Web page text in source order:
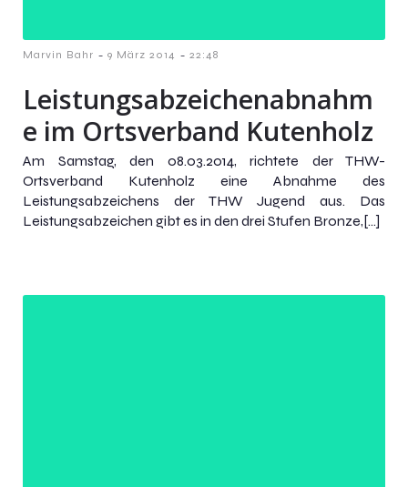
Marvin Bahr - 9 März 2014 - 22:48
Leistungsabzeichenabnahm
e im Ortsverband Kutenholz
Am Samstag, den 08.03.2014, richtete der THW-
Ortsverband Kutenholz eine Abnahme des
Leistungsabzeichens der THW Jugend aus. Das
Leistungsabzeichen gibt es in den drei Stufen Bronze,[…]